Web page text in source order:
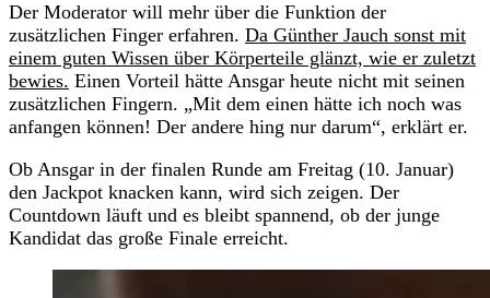
Der Moderator will mehr über die Funktion der
zusätzlichen Finger erfahren. Da Günther Jauch sonst mit
einem guten Wissen über Körperteile glänzt, wie er zuletzt
bewies. Einen Vorteil hätte Ansgar heute nicht mit seinen
zusätzlichen Fingern. „Mit dem einen hätte ich noch was
anfangen können! Der andere hing nur darum“, erklärt er.
Ob Ansgar in der finalen Runde am Freitag (10. Januar)
den Jackpot knacken kann, wird sich zeigen. Der
Countdown läuft und es bleibt spannend, ob der junge
Kandidat das große Finale erreicht.